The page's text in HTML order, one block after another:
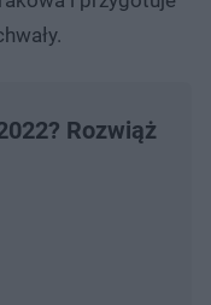
Rozwiąż